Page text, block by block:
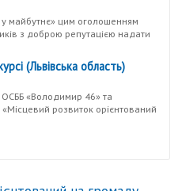
майбутнє» цим оголошенням
з доброю репутацією надати
(Львівська область)
ОСББ «Володимир 46» та
розвиток орієнтований